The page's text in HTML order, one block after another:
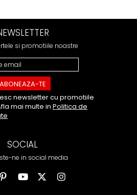
si promotiile noastre
newsletter cu promotiile
mai multe in Politica de
SOCIAL
ne in social media